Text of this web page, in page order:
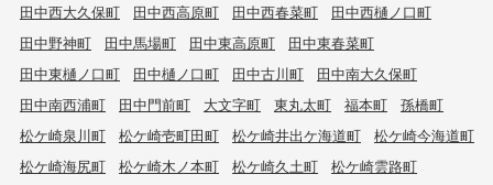
田中西大久保町
田中西高原町 田中西春菜町
田中西樋ノ口町
田中野神町
田中馬場町 田中東高原町
田中東春菜町
田中東樋ノ口町
田中樋ノ口町 田中古川町
田中南大久保町
田中南西浦町
田中門前町 大文字町 東丸太町 福本町
孫橋町
松ケ崎泉川町
松ケ崎壱町田町 松ケ崎井出ケ海道町
松ケ崎今海道町
松ケ崎海尻町
松ケ崎木ノ本町 松ケ崎久土町
松ケ崎雲路町